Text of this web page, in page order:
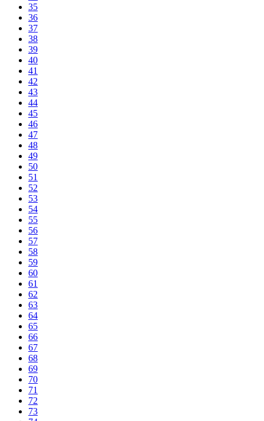
35
36
37
38
39
40
41
42
43
44
45
46
47
48
49
50
51
52
53
54
55
56
57
58
59
60
61
62
63
64
65
66
67
68
69
70
71
72
73